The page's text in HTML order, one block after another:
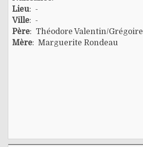
Lieu: -
Ville: -
Père: Théodore Valentin/grégoire
Mère: Marguerite Rondeau